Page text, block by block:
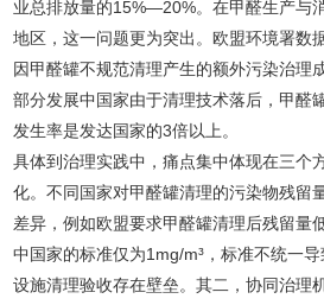
业总排放量的15%—20%。在甲醛生产与
地区，这一问题更为突出。欧盟环境署数
因甲醛罐不规范清理产生的额外污染治理
部分发展中国家由于清理技术落后，甲醛
发生率是发达国家的3倍以上。
具体到治理实践中，痛点集中体现在三个
化。不同国家对甲醛罐清理的污染物残留
差异，例如欧盟要求甲醛罐清理后残留量
中国家的标准仅为1mg/m³，标准不统一
设施清理验收存在壁垒。其二，协同治理